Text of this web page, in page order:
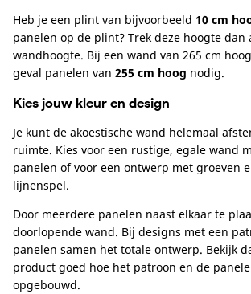
Heb je een plint van bijvoorbeeld 10 cm
panelen op de plint? Trek deze hoogte dan
wandhoogte. Bij een wand van 265 cm
geval panelen van 255 cm hoog nodig.
Kies jouw kleur en design
Je kunt de akoestische wand helemaal
ruimte. Kies voor een rustige, egale wand
panelen of voor een ontwerp met groeven
lijnenspel.
Door meerdere panelen naast elkaar te
doorlopende wand. Bij designs met een
panelen samen het totale ontwerp. Bekijk
product goed hoe het patroon en de
opgebouwd.